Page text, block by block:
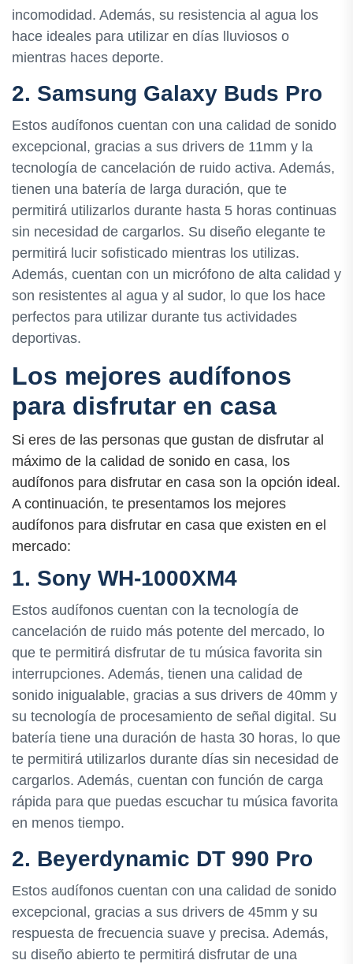
incomodidad. Además, su resistencia al agua los
hace ideales para utilizar en días lluviosos o
mientras haces deporte.
2. Samsung Galaxy Buds Pro
Estos audífonos cuentan con una calidad de sonido
excepcional, gracias a sus drivers de 11mm y la
tecnología de cancelación de ruido activa. Además,
tienen una batería de larga duración, que te
permitirá utilizarlos durante hasta 5 horas continuas
sin necesidad de cargarlos. Su diseño elegante te
permitirá lucir sofisticado mientras los utilizas.
Además, cuentan con un micrófono de alta calidad y
son resistentes al agua y al sudor, lo que los hace
perfectos para utilizar durante tus actividades
deportivas.
Los mejores audífonos
para disfrutar en casa
Si eres de las personas que gustan de disfrutar al
máximo de la calidad de sonido en casa, los
audífonos para disfrutar en casa son la opción ideal.
A continuación, te presentamos los mejores
audífonos para disfrutar en casa que existen en el
mercado:
1. Sony WH-1000XM4
Estos audífonos cuentan con la tecnología de
cancelación de ruido más potente del mercado, lo
que te permitirá disfrutar de tu música favorita sin
interrupciones. Además, tienen una calidad de
sonido inigualable, gracias a sus drivers de 40mm y
su tecnología de procesamiento de señal digital. Su
batería tiene una duración de hasta 30 horas, lo que
te permitirá utilizarlos durante días sin necesidad de
cargarlos. Además, cuentan con función de carga
rápida para que puedas escuchar tu música favorita
en menos tiempo.
2. Beyerdynamic DT 990 Pro
Estos audífonos cuentan con una calidad de sonido
excepcional, gracias a sus drivers de 45mm y su
respuesta de frecuencia suave y precisa. Además,
su diseño abierto te permitirá disfrutar de una